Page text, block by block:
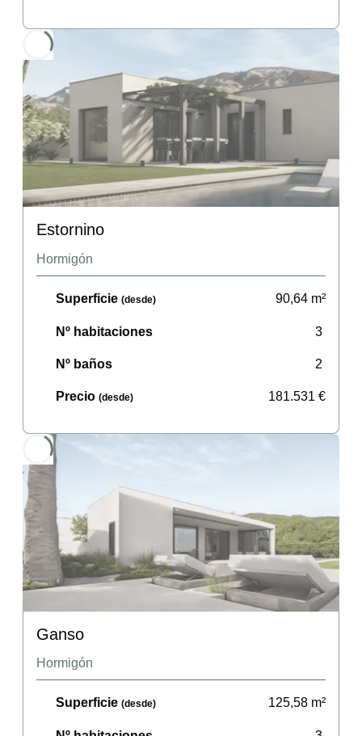
Estornino
Hormigón
Superficie (desde) 90,64 m²
Nº habitaciones 3
Nº baños 2
Precio (desde) 181.531 €
Ganso
Hormigón
Superficie (desde) 125,58 m²